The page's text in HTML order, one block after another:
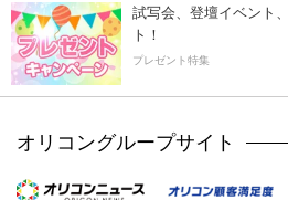
試写会、登壇イベント
ト！
プレゼント特集
オリコングループサイト